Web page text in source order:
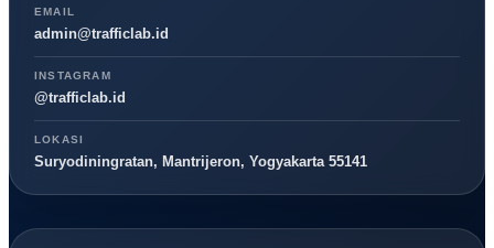
EMAIL
admin@trafficlab.id
INSTAGRAM
@trafficlab.id
LOKASI
Suryodiningratan, Mantrijeron, Yogyakarta 55141